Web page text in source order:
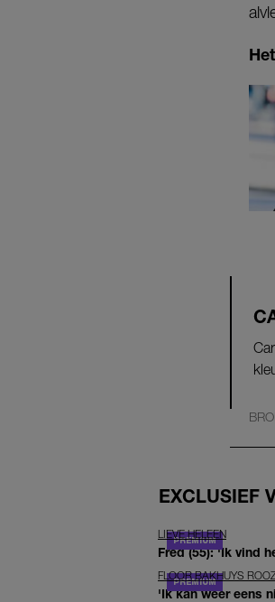
EXCLUSIEF
LIEVE HELEEN
Fred (55): 'Ik vind
FLOOR BAKHUYS
'Ik kan weer eens